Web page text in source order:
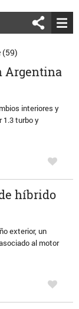
(59)
Argentina
interiores y
1.3 turbo y
híbrido
exterior, un
al motor